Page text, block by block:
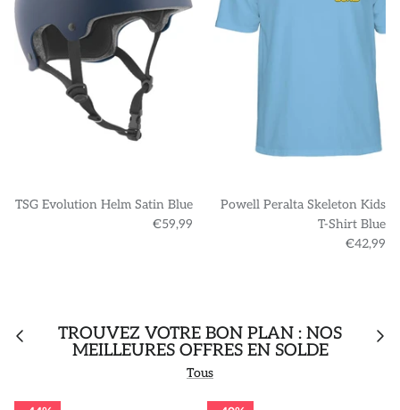
TSG Evolution Helm Satin Blue
€59,99
Powell Peralta Skeleton Kids
T-Shirt Blue
€42,99
TROUVEZ VOTRE BON PLAN : NOS
MEILLEURES OFFRES EN SOLDE
Tous